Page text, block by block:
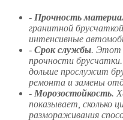
- Прочность
гранитной
интенсивные
- Срок службы. Этот
прочности
дольше прослужит
ремонта и замены
- Морозостойкость.
показывает, сколько
размораживания